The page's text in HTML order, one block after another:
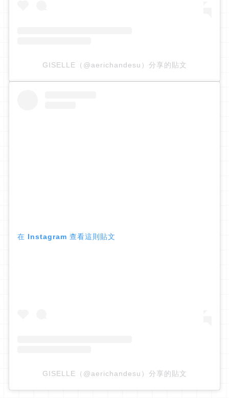
GISELLE（@aerichandesu）分享的貼文
在 Instagram 查看這則貼文
GISELLE（@aerichandesu）分享的貼文